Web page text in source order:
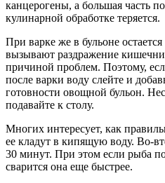
канцерогены, а большая часть
кулинарной обработке теряется.
При варке же в бульоне
вызывают раздражение
причиной проблем. Поэтому,
после варки воду слейте и
готовности овощной бульон.
подавайте к столу.
Многих интересует, как
ее кладут в кипящую воду. Во-
30 минут. При этом если рыба
сварится она еще быстрее.